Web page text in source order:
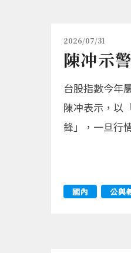
2026/07/31
陳冲示
台股指數今年
陳冲表示，以
鋒」，一旦行
國內 公與